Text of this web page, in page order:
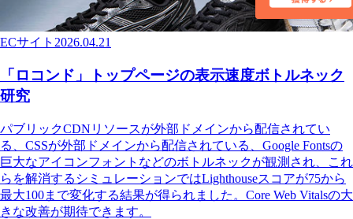
ECサイト 2026.04.21
「ロコンド」トップページの表示速度ボトルネック
研究
パブリックCDNリソースが外部ドメインから配信されてい
る、CSSが外部ドメインから配信されている、Google Fontsの
巨大なアイコンフォントなどのボトルネックが観測され、これ
らを解消するシミュレーションではLighthouseスコアが75から
最大100まで変化する結果が得られました。Core Web Vitalsの大
きな改善が期待できます。